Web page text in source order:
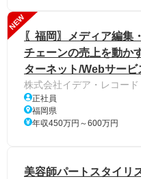
NEW
〖福岡〗メディア編集
チェーンの売上を動か
ターネット/Webサービ
株式会社イデア・レコード
正社員
福岡県
年収450万円～600万円
美容師パートスタイリ